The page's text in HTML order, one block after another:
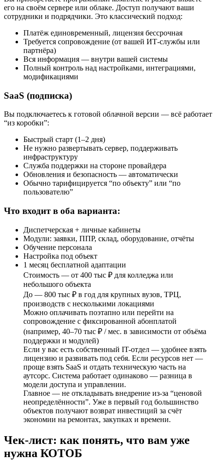
его на своём сервере или облаке. Доступ получают ваши
сотрудники и подрядчики. Это классический подход:
Платёж единовременный, лицензия бессрочная
Требуется сопровождение (от вашей ИТ-службы или
партнёра)
Вся информация — внутри вашей системы
Полный контроль над настройками, интеграциями,
модификациями
SaaS (подписка)
Вы подключаетесь к готовой облачной версии — всё работает
“из коробки”:
Быстрый старт (1–2 дня)
Не нужно развертывать сервер, поддерживать
инфраструктуру
Служба поддержки на стороне провайдера
Обновления и безопасность — автоматически
Обычно тарифицируется “по объекту” или “по
пользователю”
Что входит в оба варианта:
Диспетчерская + личные кабинеты
Модули: заявки, ППР, склад, оборудование, отчёты
Обучение персонала
Настройка под объект
1 месяц бесплатной адаптации
Стоимость — от 400 тыс ₽ для колледжа или
небольшого объекта
До — 800 тыс ₽ в год для крупных вузов, ТРЦ,
производств с несколькими локациями
Можно оплачивать поэтапно или перейти на
сопровождение с фиксированной абонплатой
(например, 40–70 тыс ₽ / мес. в зависимости от объёма
поддержки и модулей)
Если у вас есть собственный IT-отдел — удобнее взять
лицензию и развивать под себя. Если ресурсов нет —
проще взять SaaS и отдать техническую часть на
аутсорс. Система работает одинаково — разница в
модели доступа и управлении.
Главное — не откладывать внедрение из-за “ценовой
неопределённости”. Уже в первый год большинство
объектов получают возврат инвестиций за счёт
экономии на ремонтах, закупках и времени.
Чек-лист: как понять, что вам уже
нужна КОТОБ